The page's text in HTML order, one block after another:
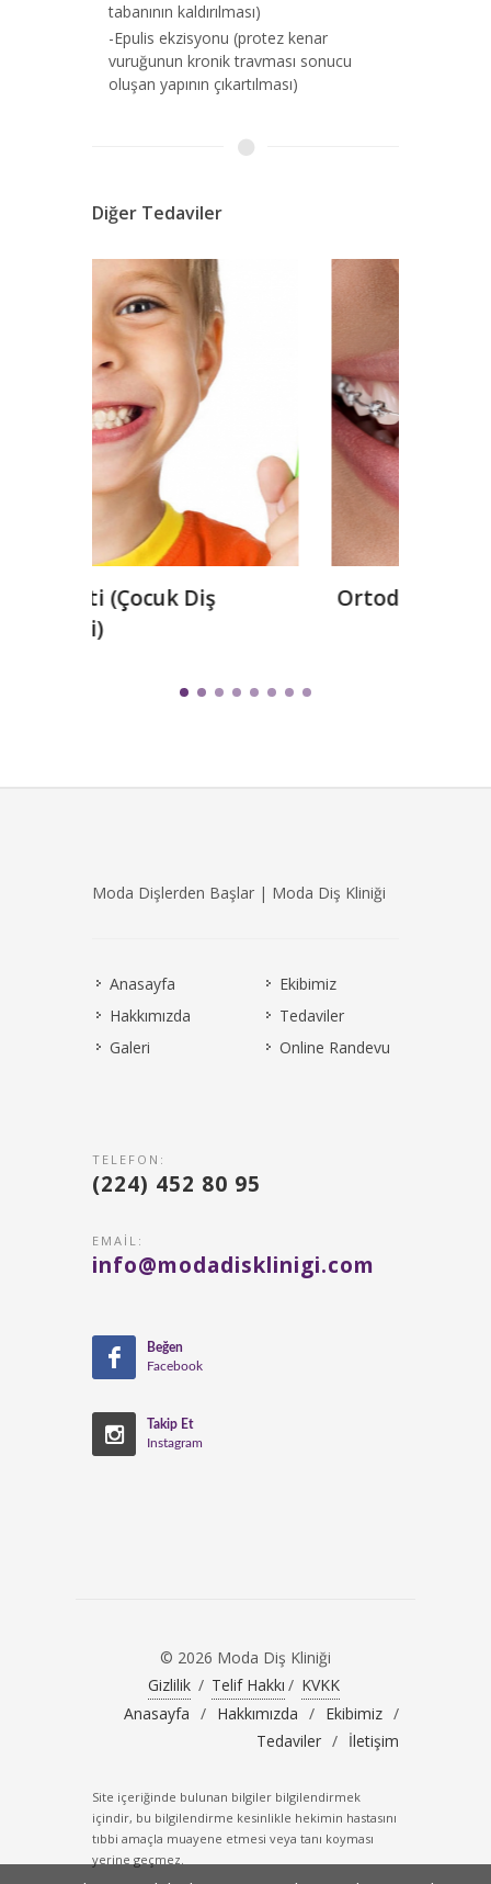
tabanının kaldırılması)
-Epulis ekzisyonu (protez kenar
vuruğunun kronik travması sonucu
oluşan yapının çıkartılması)
Diğer Tedaviler
Ortodonti
Moda Dişlerden Başlar | Moda Diş Kliniği
Anasayfa
Hakkımızda
Galeri
Ekibimiz
Tedaviler
Online Randevu
TELEFON:
(224) 452 80 95
EMAIL:
info@modadisklinigi.com
Beğen
Facebook
Takip Et
Instagram
© 2026 Moda Diş Kliniği
Gizlilik / Telif Hakkı / KVKK
Anasayfa / Hakkımızda / Ekibimiz /
Tedaviler / İletişim
Site içeriğinde bulunan bilgiler bilgilendirmek
içindir, bu bilgilendirme kesinlikle hekimin hastasını
tıbbi amaçla muayene etmesi veya tanı koyması
yerine geçmez.